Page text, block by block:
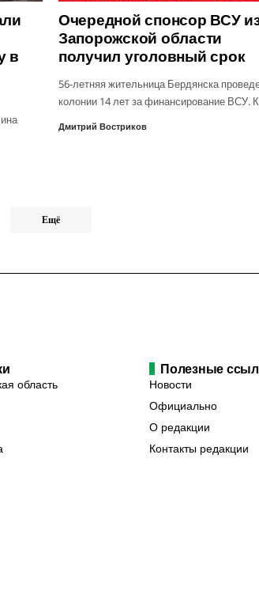
в
Очередной спонсор ВСУ
Запорожской области
получил уголовный срок
56-летняя жительница Бердянска
колонии 14 лет за финансирование ВСУ.
Дмитрий Востриков
Ещё
область
Полезные
Новости
Официально
О редакции
Контакты редакции